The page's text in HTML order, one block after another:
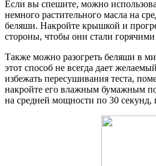
Если вы спешите, можно
немного растительного масла на
беляши. Накройте крышкой и
стороны, чтобы они стали
Также можно разогреть беляши в
этот способ не всегда дает
избежать пересушивания теста,
накройте его влажным бумажным
на средней мощности по 30 секунд,